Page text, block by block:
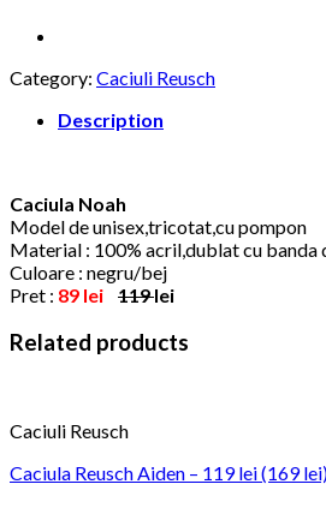
Category: Caciuli Reusch
Description
Caciula Noah
Model de unisex,tricotat,cu pompon
Material : 100% acril,dublat cu banda
Culoare : negru/bej
Pret : 89 lei 119lei
Related products
Caciuli Reusch
Caciula Reusch Aiden – 119 lei (169